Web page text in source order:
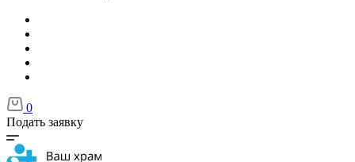
0
Подать заявку